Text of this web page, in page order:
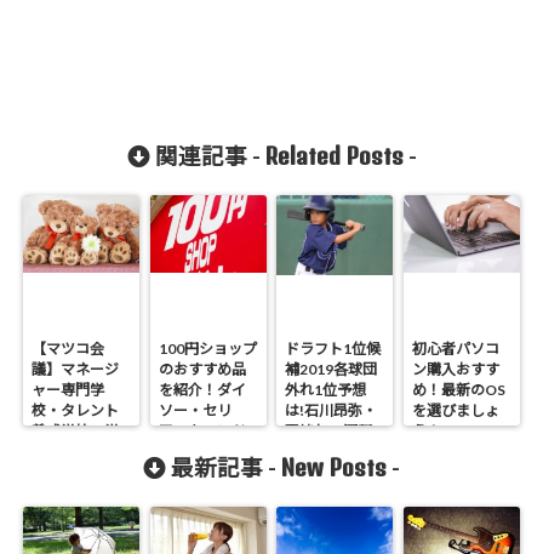
関連記事 - Related Posts-
【マツコ会
議】マネージ
ャー専門学
校・タレント
養成学校の学
100円ショップ
のおすすめ品
を紹介！ダイ
ソー・セリ
ア・キャンド
ドラフト1位候
補2019各球団
外れ1位予想
は!石川昂弥・
西純矢・河野
初心者パソコ
ン購入おすす
め！最新のOS
を選びましょ
う！
最新記事 - New Posts -